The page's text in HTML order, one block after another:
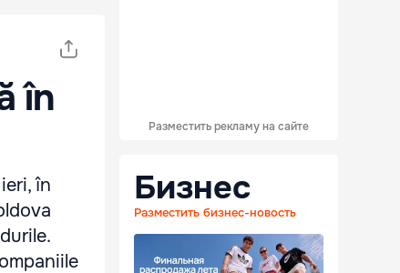
în
în
Разместить рекламу на сайте
Бизнес
Разместить бизнес-новость